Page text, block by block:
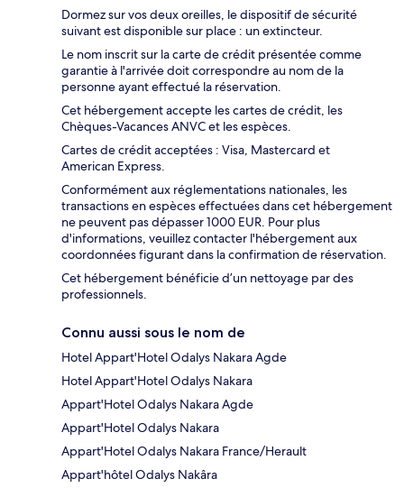
Dormez sur vos deux oreilles, le dispositif de sécurité
suivant est disponible sur place : un extincteur.
Le nom inscrit sur la carte de crédit présentée comme
garantie à l'arrivée doit correspondre au nom de la
personne ayant effectué la réservation.
Cet hébergement accepte les cartes de crédit, les
Chèques-Vacances ANVC et les espèces.
Cartes de crédit acceptées : Visa, Mastercard et
American Express.
Conformément aux réglementations nationales, les
transactions en espèces effectuées dans cet hébergement
ne peuvent pas dépasser 1000 EUR. Pour plus
d'informations, veuillez contacter l'hébergement aux
coordonnées figurant dans la confirmation de réservation.
Cet hébergement bénéficie d’un nettoyage par des
professionnels.
Connu aussi sous le nom de
Hotel Appart'Hotel Odalys Nakara Agde
Hotel Appart'Hotel Odalys Nakara
Appart'Hotel Odalys Nakara Agde
Appart'Hotel Odalys Nakara
Appart'Hotel Odalys Nakara France/Herault
Appart'hôtel Odalys Nakâra